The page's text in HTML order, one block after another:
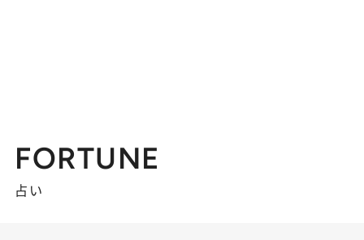
FORTUNE
占い